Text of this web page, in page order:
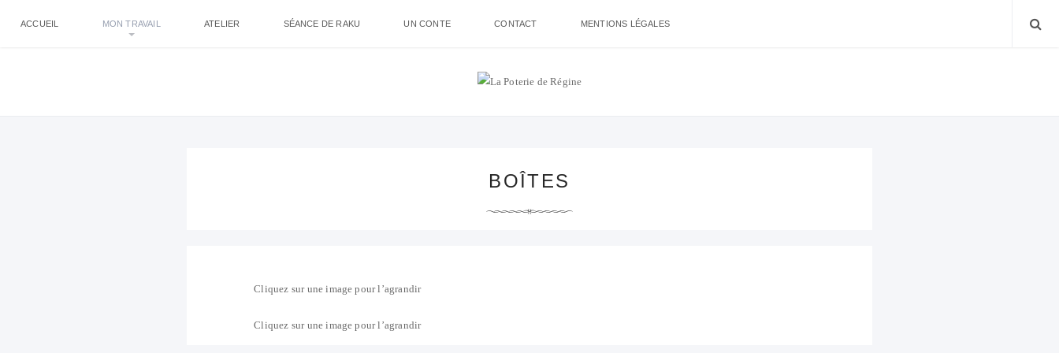
ACCUEIL MON TRAVAIL ATELIER SÉANCE DE RAKU UN CONTE CONTACT MENTIONS LÉGALES
BOÎTES
Cliquez sur une image pour l’agrandir
Cliquez sur une image pour l’agrandir